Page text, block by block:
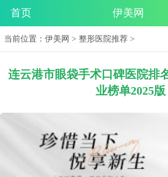
首页 伊美网
当前位置：伊美网 >整形医院推荐 >
连云港市眼袋手术口碑医院排
业榜单2025版